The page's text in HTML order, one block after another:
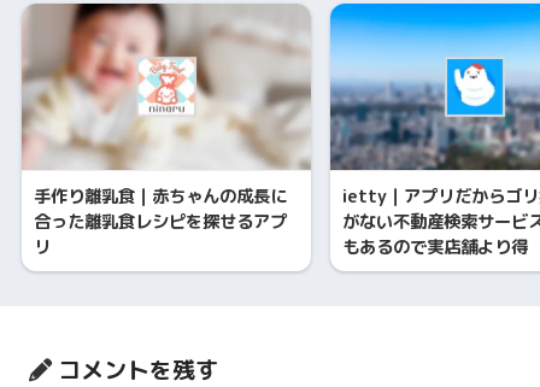
手作り離乳食｜赤ちゃんの成長に
合った離乳食レシピを探せるアプ
リ
ietty｜アプリだからゴ
がない不動産検索サービ
もあるので実店舗より得
コメントを残す